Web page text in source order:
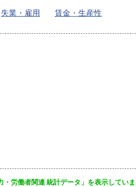
失業・雇用 賃金・生産性
労働者関連 統計データ」を表示していま